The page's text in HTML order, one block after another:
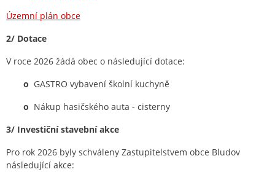
Územní plán obce
2/ Dotace
V roce 2026 žádá obec o následující dotace:
o GASTRO vybavení školní kuchyně
o Nákup hasičského auta - cisterny
3/ Investiční stavební akce
Pro rok 2026 byly schváleny Zastupitelstvem obce Bludov
následující akce: